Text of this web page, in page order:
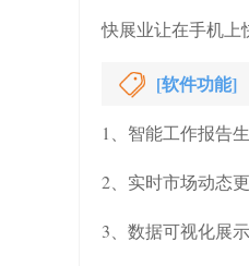
快展业让在手机上
[软件功能]
1、智能工作报告
2、实时市场动态
3、数据可视化展